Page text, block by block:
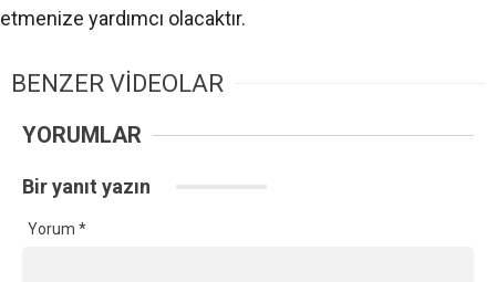
etmenize yardımcı olacaktır.
BENZER VİDEOLAR
YORUMLAR
Bir yanıt yazın
Yorum *